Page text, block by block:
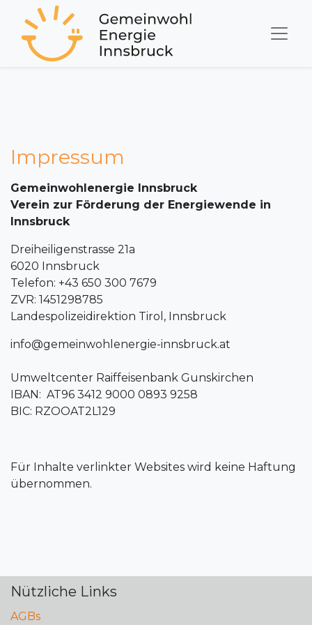
Impressum
Gemeinwohlenergie Innsbruck
Verein zur Förderung der Energiewende in
Innsbruck
Dreiheiligenstrasse 21a
6020 Innsbruck
Telefon: +43 650 300 7679
ZVR: 1451298785
Landespolizeidirektion Tirol, Innsbruck
info@gemeinwohlenergie-innsbruck.at
Umweltcenter Raiffeisenbank Gunskirchen
IBAN: AT96 3412 9000 0893 9258
BIC: RZOOAT2L129
Für Inhalte verlinkter Websites wird keine Haftung
übernommen.
Nützliche Links
AGBs